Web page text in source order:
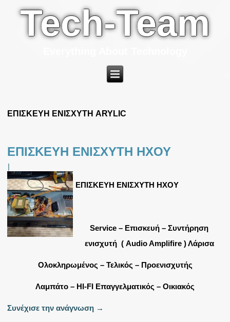
Tech-Team
ΕΠΙΣΚΕΥΗ ΕΝΙΣΧΥΤΗ ARYLIC
ΕΠΙΣΚΕΥΗ ΕΝΙΣΧΥΤΗ ΗΧΟΥ
|
ΕΠΙΣΚΕΥΗ ΕΝΙΣΧΥΤΗ ΗΧΟΥ
Service – Επισκευή – Συντήρηση
ενισχυτή ( Audio Amplifire ) Λάρισα
Ολοκληρωμένος – Τελικός – Προενισχυτής
Λαμπάτο – HI-FI Επαγγελματικός – Οικιακός
Συνέχισε την ανάγνωση →